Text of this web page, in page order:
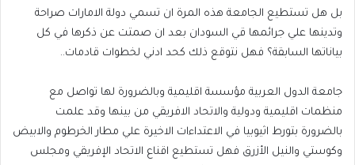
بل هل تستطيع الجامعة هذه المرة ان تسمي دولة الامارات صراحة
وتدينها علي جرائمها قي السودان بعد ان صمتت عن ذكرها في كل
بياناتها السابقة؟ فهل نتوقع ذلك كحد ادني لخطوات قادمات..
جامعة الدول العربية مؤسسة اقليمية وبالضرورة لها تواصل مع
منظمات اقليمية ودولية والاتحاد الافريقي من بينها وقد علمت
بالضرورة بتورط اثيوبيا في الاعتداءات الاخيرة علي مطار الخرطوم والابيض
وكوستي والنيل الأزرق فهل تستطيع اقناع الاتحاد الإفريقي ومجلس